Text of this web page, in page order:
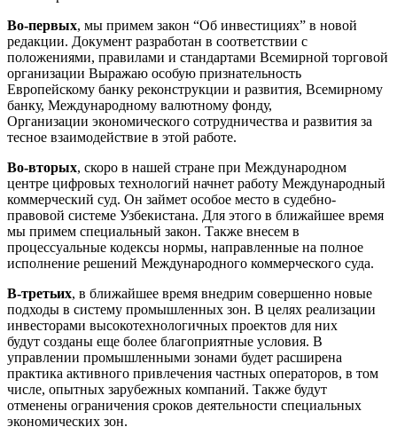
Во-первых, мы примем закон “Об инвестициях” в новой
редакции. Документ разработан в соответствии с
положениями, правилами и стандартами Всемирной торговой
организации Выражаю особую признательность
Европейскому банку реконструкции и развития, Всемирному
банку, Международному валютному фонду,
Организации экономического сотрудничества и развития за
тесное взаимодействие в этой работе.
Во-вторых, скоро в нашей стране при Международном
центре цифровых технологий начнет работу Международный
коммерческий суд. Он займет особое место в судебно-
правовой системе Узбекистана. Для этого в ближайшее время
мы примем специальный закон. Также внесем в
процессуальные кодексы нормы, направленные на полное
исполнение решений Международного коммерческого суда.
В-третьих, в ближайшее время внедрим совершенно новые
подходы в систему промышленных зон. В целях реализации
инвесторами высокотехнологичных проектов для них
будут созданы еще более благоприятные условия. В
управлении промышленными зонами будет расширена
практика активного привлечения частных операторов, в том
числе, опытных зарубежных компаний. Также будут
отменены ограничения сроков деятельности специальных
экономических зон.